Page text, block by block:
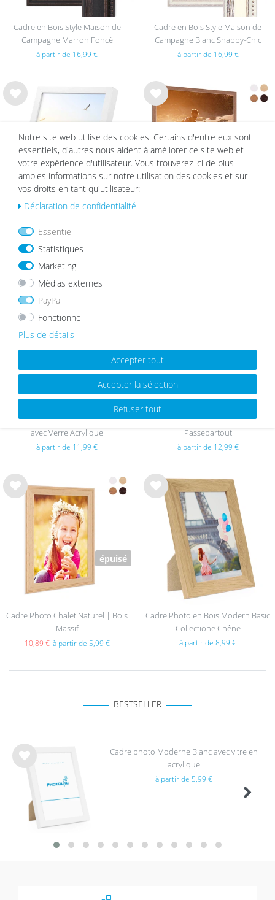
Cadre en Bois Style Maison de
Campagne Marron Foncé
à partir de 16,99 €
Cadre en Bois Style Maison de
Campagne Blanc Shabby-Chic
à partir de 16,99 €
List
hait
Verre Acrylique
à partir de 9,99 €
List
e de
hait
s
List
e de
sou
hait
Cadre en Bois Massif Chêne foncé
avec Verre Acrylique
à partir de 11,99 €
Cadre en Bois Massif Chêne avec
Passepartout
à partir de 12,99 €
List
épuisé
Cadre Photo Chalet Naturel | Bois
Massif
10,89 € à partir de 5,99 €
List
Cadre Photo en Bois Modern Basic
Collectione Chêne
à partir de 8,99 €
BESTSELLER
List
e de
sou
hait
Cadre photo Moderne Blanc avec vitre en
acrylique
à partir de 5,99 €
Notre site web utilise des cookies. Certains d'entre eux sont
essentiels, d'autres nous aident à améliorer ce site web et
votre expérience d'utilisateur. Vous trouverez ici de plus
amples informations sur notre utilisation des cookies et sur
vos droits en tant qu'utilisateur:
Déclaration de confidentialité
Essentiel
Statistiques
Marketing
Médias externes
PayPal
Fonctionnel
Plus de détails
Accepter tout
Accepter la sélection
Refuser tout